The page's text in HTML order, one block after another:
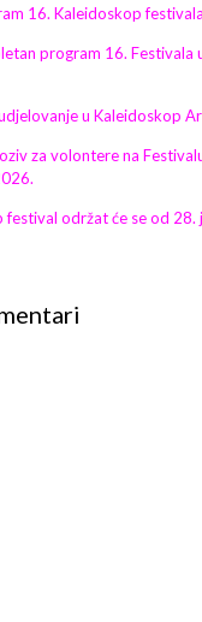
16. Kaleidoskop
program 16. Festivala
u Kaleidoskop
za volontere na
festival održat će se od 28.